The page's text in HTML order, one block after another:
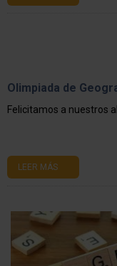
Olimpiada de
Felicitamos a nuestros
LEER MÁS